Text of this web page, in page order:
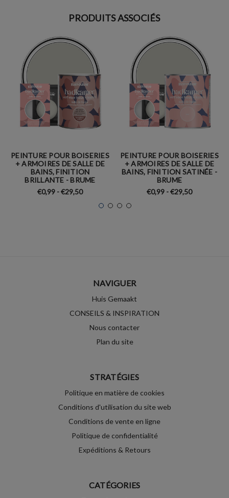
PRODUITS ASSOCIÉS
PEINTURE POUR BOISERIES
+ ARMOIRES DE SALLE DE
BAINS, FINITION
BRILLANTE - BRUME
€0,99 - €29,50
PEINTURE POUR BOISERIES
+ ARMOIRES DE SALLE DE
BAINS, FINITION SATINÉE -
BRUME
€0,99 - €29,50
NAVIGUER
Huis Gemaakt
CONSEILS & INSPIRATION
Nous contacter
Plan du site
STRATÉGIES
Politique en matière de cookies
Conditions d'utilisation du site web
Conditions de vente en ligne
Politique de confidentialité
Expéditions & Retours
CATÉGORIES